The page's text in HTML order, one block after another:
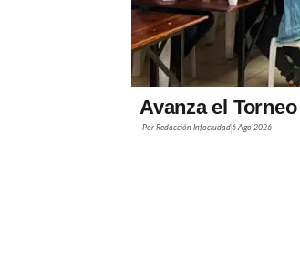
Avanza el
Por Redacción Infociudad6 Ago 2026